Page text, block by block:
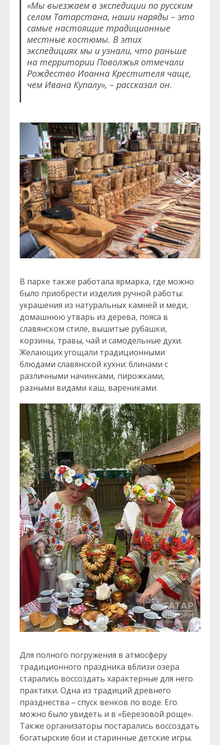
«Мы выезжаем в экспедиции по русским
селам Татарстана, наши наряды – это
самые настоящие традиционные
местные костюмы. В этих
экспедициях мы и узнали, что раньше
на территории Поволжья отмечали
Рождество Иоанна Крестителя чаще,
чем Ивана Купалу», – рассказал он.
В парке также работала ярмарка, где можно
было приобрести изделия ручной работы:
украшения из натуральных камней и меди,
домашнюю утварь из дерева, пояса в
славянском стиле, вышитые рубашки,
корзины, травы, чай и самодельные духи.
Желающих угощали традиционными
блюдами славянской кухни: блинами с
различными начинками, пирожками,
разными видами каш, варениками.
Для полного погружения в атмосферу
традиционного праздника вблизи озера
старались воссоздать характерные для него
практики. Одна из традиций древнего
празднества – спуск венков по воде. Его
можно было увидеть и в «Березовой роще».
Также организаторы постарались воссоздать
богатырские бои и старинные детские игры.